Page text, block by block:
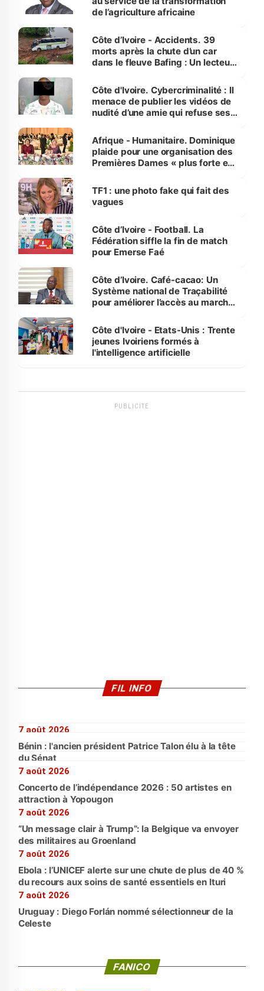
de l’agriculture africaine
Côte d’Ivoire - Accidents. 39
morts après la chute d’un car
dans le fleuve Bafing : Un lecteur
des Transports
Côte d'Ivoire. Cybercriminalité : Il
menace de publier les vidéos de
nudité d’une amie qui refuse ses
Afrique - Humanitaire. Dominique
plaide pour une organisation des
Premières Dames « plus forte et
sur la scène internationale »
TF1 : une photo fake qui fait des
vagues
Côte d’Ivoire - Football. La
Fédération siffle la fin de match
pour Emerse Faé
Côte d’Ivoire. Café-cacao: Un
Système national de Traçabilité
pour améliorer l’accès au marché
Côte d'Ivoire - Etats-Unis : Trente
jeunes Ivoiriens formés à
l'intelligence artificielle
PUBLICITÉ
FIL INFO
7 août 2026
Bénin : l'ancien président Patrice Talon élu à la tête
du Sénat
7 août 2026
Concerto de l’indépendance 2026 : 50 artistes en
attraction à Yopougon
7 août 2026
“Un message clair à Trump”: la Belgique va envoyer
des militaires au Groenland
7 août 2026
Ebola : l’UNICEF alerte sur une chute de plus de 40 %
du recours aux soins de santé essentiels en Ituri
7 août 2026
Uruguay : Diego Forlán nommé sélectionneur de la
Celeste
FANICO